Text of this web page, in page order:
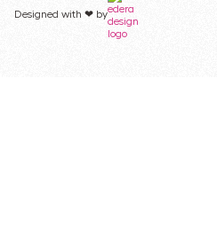
Designed with ❤︎ by